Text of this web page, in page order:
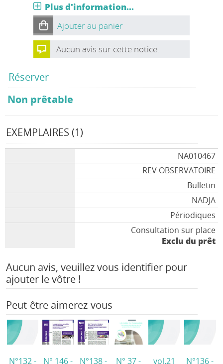
Plus d'information...
Ajouter au panier
Aucun avis sur cette notice.
Réserver
Non prêtable
EXEMPLAIRES (1)
NA010467
REV OBSERVATOIRE
Bulletin
NADJA
Périodiques
Consultation sur place
Exclu du prêt
Aucun avis, veuillez vous identifier pour
ajouter le vôtre !
Peut-être aimerez-vous
N°132 -
N° 146 -
N°138 -
N° 37 -
vol.21
N°136 -